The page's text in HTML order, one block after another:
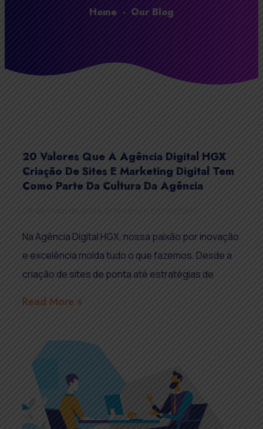
Home - Our Blog
20 Valores Que A Agência Digital HGX
Criação De Sites E Marketing Digital Tem
Como Parte Da Cultura Da Agência
Na Agência Digital HGX, nossa paixão por inovação
e excelência molda tudo o que fazemos. Desde a
criação de sites de ponta até estratégias de
Read More »